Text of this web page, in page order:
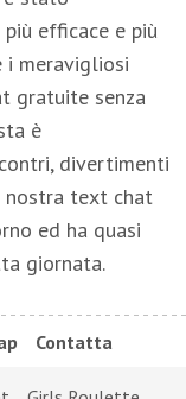
efficace e più
i meravigliosi
gratuite senza
è
divertimenti
nostra text chat
ed ha quasi
giornata.
Contatta